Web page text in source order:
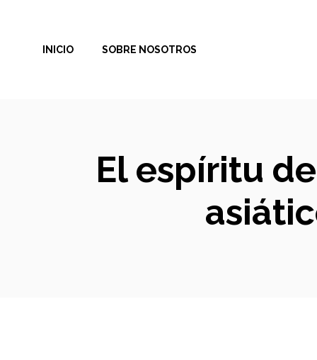
contenidoINICIO SOBRE NOSOTROS
El espíritu